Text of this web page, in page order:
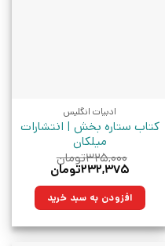
ادبیات انگلیس
کتاب ستاره بخش | انتشارات
میلکان
۳۲۵,۰۰۰تومان
قیمت
۳۲۵,۰۰۰تومان
بود.
۲۳۲,۳۷۵تومان
۲۳۲,۳۷۵تومان.افزودن به سبد خرید